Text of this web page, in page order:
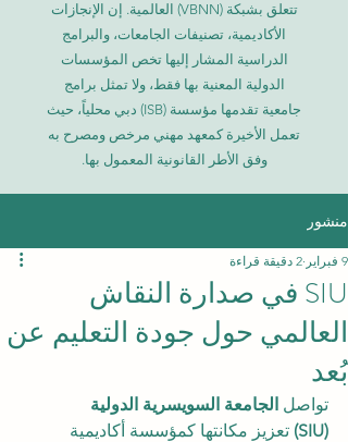
تتعلق بشبكة (VBNN) العالمية. إن الإنجازات
الأكاديمية، تصنيفات الجامعات، والبرامج
الدراسية المشار إليها تخص المؤسسات
الدولية المعنية بها فقط، ولا تمثل برامج
جامعية تقدمها مؤسسة (ISB) دبي محلياً، حيث
تعمل الأخيرة كمعهد مهني مرخص ومصرح به
وفق الأطر القانونية المعمول بها.
منشور
SIU في صدارة النقاش
العالمي حول جودة التعليم عن
بُعد
9 فبراير 2 دقيقة قراءة
تواصل الجامعة السويسرية الدولية
(SIU)
تعزيز مكانتها كمؤسسة أكاديمية